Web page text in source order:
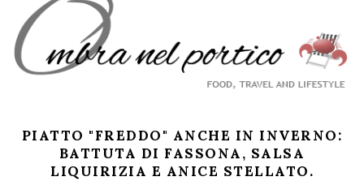
PIATTO "FREDDO" ANCHE IN INVERNO:
BATTUTA DI FASSONA, SALSA
LIQUIRIZIA E ANICE STELLATO.